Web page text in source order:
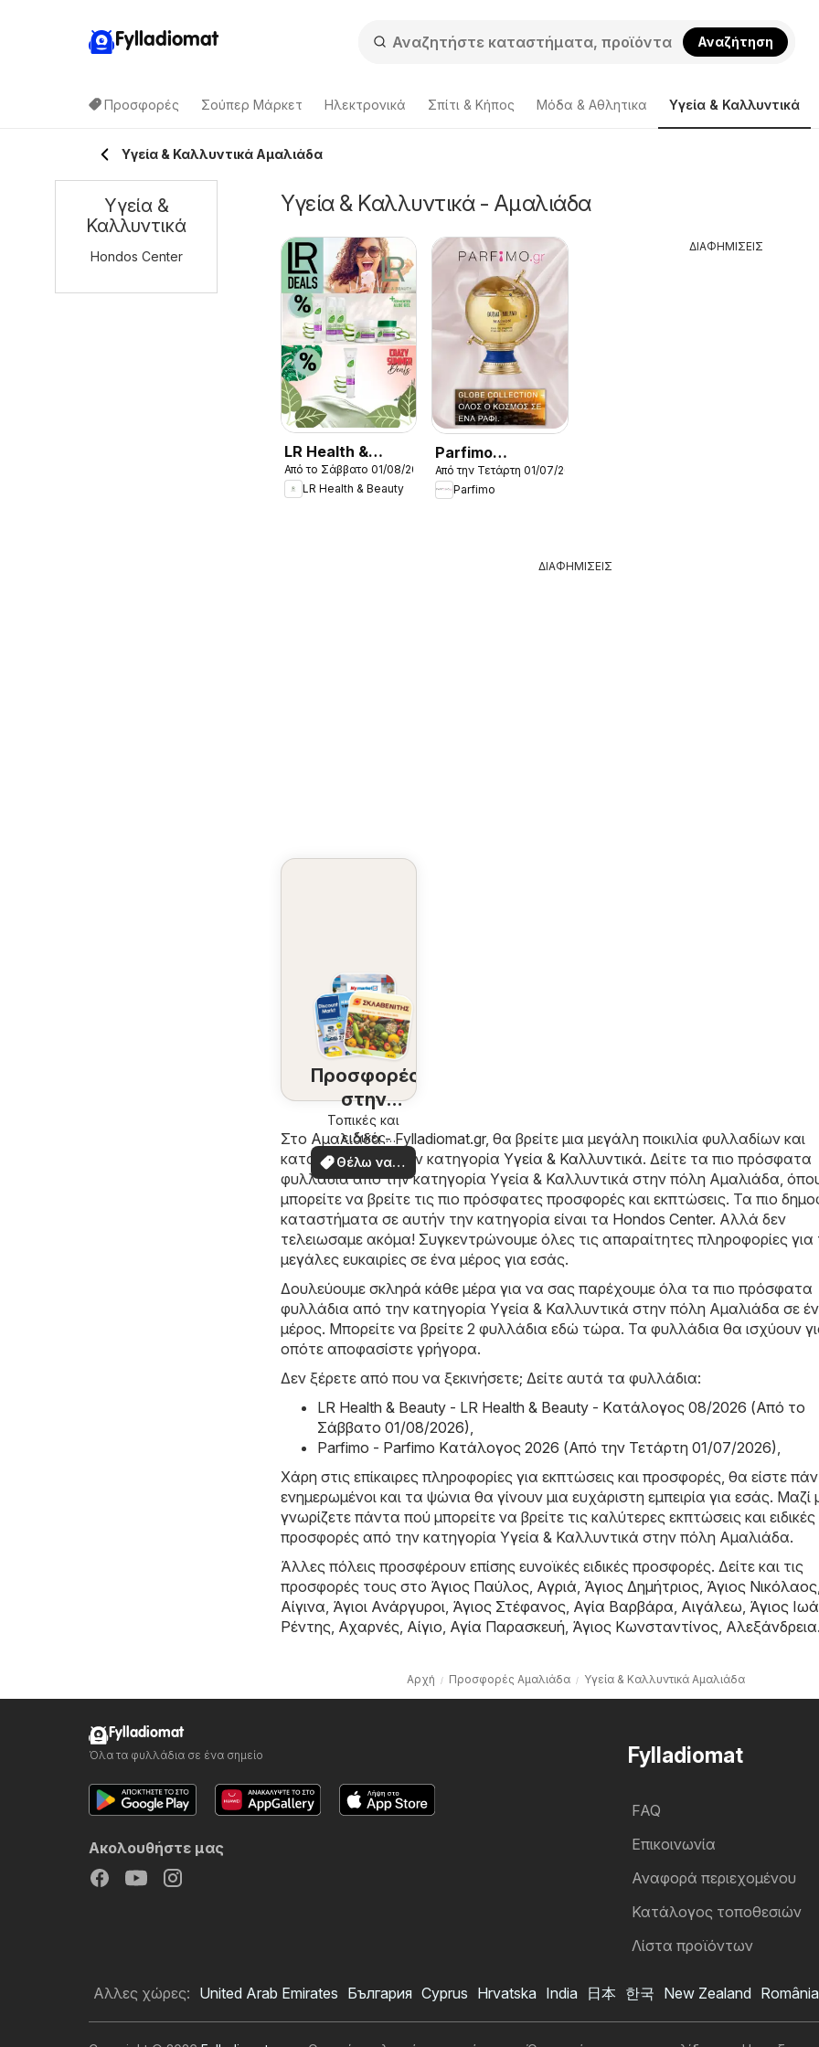
Fylladiomat Αναζήτηση
Προσφορές Σούπερ Μάρκετ Hλεκτρονικά Σπίτι & Κήπος Μόδα & Aθλητικα Υγεία & Καλλυντικά
Υγεία & Καλλυντικά Αμαλιάδα
Υγεία & Καλλυντικά - Αμαλιάδα
LR Health &
Beauty -
Kατάλογος
Από το Σάββατο 01/08/2026
LR Health & Beauty
Parfimo
Kατάλογος 2026
Από την Τετάρτη 01/07/2026
Parfimo
ΔΙΑΦΗΜΙΣΕΙΣ
ΔΙΑΦΗΜΙΣΕΙΣ
Προσφορές
στην
περιοχή
σας
Τοπικές και
ειδικές
προσφορές
Θέλω να
δω
Στο Αμαλιάδα - Fylladiomat.gr, θα βρείτε μια μεγάλη ποικιλία φυλλαδίων και
καταλόγων από την κατηγορία Υγεία & Καλλυντικά. Δείτε τα πιο πρόσφατα
φυλλάδια από την κατηγορία Υγεία & Καλλυντικά στην πόλη Αμαλιάδα,
μπορείτε να βρείτε τις πιο πρόσφατες προσφορές και εκπτώσεις. Τα πιο
καταστήματα σε αυτήν την κατηγορία είναι τα Hondos Center. Αλλά δεν
τελειωσαμε ακόμα! Συγκεντρώνουμε όλες τις απαραίτητες πληροφορίες για
μεγάλες ευκαιρίες σε ένα μέρος για εσάς.
Δουλεύουμε σκληρά κάθε μέρα για να σας παρέχουμε όλα τα πιο πρόσφατα
φυλλάδια από την κατηγορία Υγεία & Καλλυντικά στην πόλη Αμαλιάδα σε
μέρος. Μπορείτε να βρείτε 2 φυλλάδια εδώ τώρα. Τα φυλλάδια θα ισχύουν
οπότε αποφασίστε γρήγορα.
Δεν ξέρετε από που να ξεκινήσετε; Δείτε αυτά τα φυλλάδια:
LR Health & Beauty - LR Health & Beauty - Kατάλογος 08/2026 (Από το
Σάββατο 01/08/2026),
Parfimo - Parfimo Kατάλογος 2026 (Από την Τετάρτη 01/07/2026),
Χάρη στις επίκαιρες πληροφορίες για εκπτώσεις και προσφορές, θα είστε
ενημερωμένοι και τα ψώνια θα γίνουν μια ευχάριστη εμπειρία για εσάς. Μαζί
γνωρίζετε πάντα πού μπορείτε να βρείτε τις καλύτερες εκπτώσεις και ειδικές
προσφορές από την κατηγορία Υγεία & Καλλυντικά στην πόλη Αμαλιάδα.
Άλλες πόλεις προσφέρουν επίσης ευνοϊκές ειδικές προσφορές. Δείτε και τις
προσφορές τους στο Άγιος Παύλος, Αγριά, Άγιος Δημήτριος, Άγιος Νικόλαος,
Αίγινα, Άγιοι Ανάργυροι, Άγιος Στέφανος, Αγία Βαρβάρα, Αιγάλεω, Άγιος
Ρέντης, Αχαρνές, Αίγιο, Αγία Παρασκευή, Άγιος Κωνσταντίνος, Αλεξάνδρεια.
Αρχή Προσφορές Αμαλιάδα Υγεία & Καλλυντικά Αμαλιάδα
Υγεία &
Καλλυντικά
Hondos Center
Fylladiomat
FAQ
Επικοινωνία
Αναφορά περιεχομένου
Κατάλογος τοποθεσιών
Λίστα προϊόντων
Fylladiomat
Όλα τα φυλλάδια σε ένα σημείο
Ακολουθήστε μας
Αλλες χώρες: United Arab Emirates България Cyprus Hrvatska India 日本 한국 New Zealand România